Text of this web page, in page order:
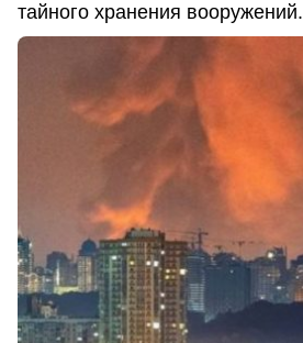
тайного хранения вооружений.